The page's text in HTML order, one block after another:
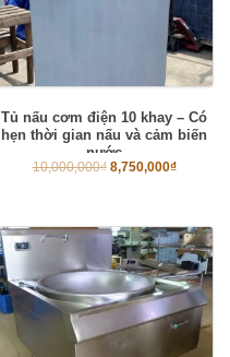
Tủ nấu cơm điện 10 khay – Có
hẹn thời gian nấu và cảm biến
nước
10,000,000₫ 8,750,000₫